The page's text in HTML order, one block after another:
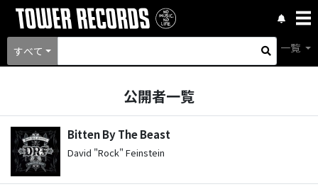
すべて 一覧
公開者一覧
Bitten By The Beast
David "Rock" Feinstein